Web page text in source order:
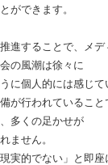
ができます。
進することで、メ
の風潮は徐々に
に個人的には感じて
が行われているこ
多くの足かせが
ません。
実的でない」と即